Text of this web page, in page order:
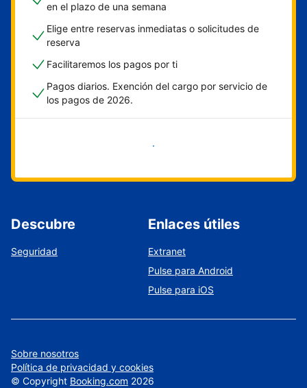
en el plazo de una semana
Elige entre reservas inmediatas o solicitudes de
reserva
Facilitaremos los pagos por ti
Pagos diarios. Exención del cargo por servicio de
los pagos de 2026.
Empieza ahora
Descubre
Seguridad
Enlaces útiles
Extranet
Pulse para Android
Pulse para iOS
Sobre nosotros
Política de privacidad y cookies
© Copyright Booking.com 2026